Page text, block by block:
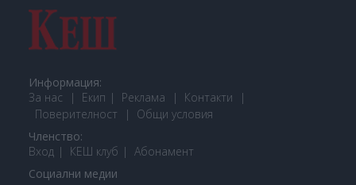
Информация:
За нас
Екип Реклама
Контакти
Поверителност
Общи условия
Членство:
Вход
КЕШ клуб Абонамент
Социални медии